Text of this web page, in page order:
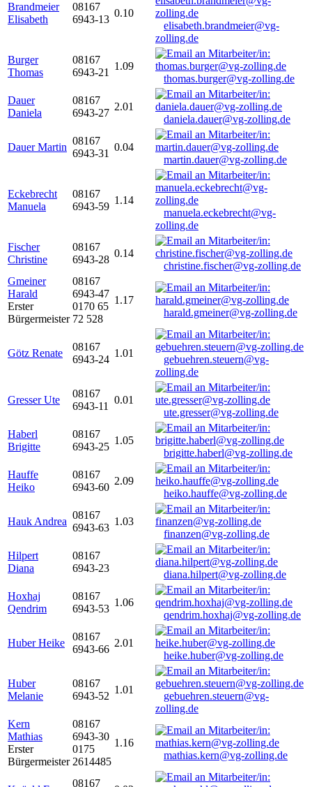
Brandmeier
Elisabeth
08167
6943-13
0.10
elisabeth.brandmeier@vg-
zolling.de
Burger
Thomas
08167
6943-21
1.09
thomas.burger@vg-zolling.de
Dauer
Daniela
08167
6943-27
2.01
daniela.dauer@vg-zolling.de
Dauer Martin
08167
6943-31
0.04
martin.dauer@vg-zolling.de
Eckebrecht
Manuela
08167
6943-59
1.14
manuela.eckebrecht@vg-
zolling.de
Fischer
Christine
08167
6943-28
0.14
christine.fischer@vg-zolling.de
Gmeiner
Harald
Erster
Bürgermeister
08167
6943-47
0170 65
72 528
1.17
harald.gmeiner@vg-zolling.de
Götz Renate
08167
6943-24
1.01
gebuehren.steuern@vg-
zolling.de
Gresser Ute
08167
6943-11
0.01
ute.gresser@vg-zolling.de
Haberl
Brigitte
08167
6943-25
1.05
brigitte.haberl@vg-zolling.de
Hauffe
Heiko
08167
6943-60
2.09
heiko.hauffe@vg-zolling.de
Hauk Andrea
08167
6943-63
1.03
finanzen@vg-zolling.de
Hilpert
Diana
08167
6943-23
diana.hilpert@vg-zolling.de
Hoxhaj
Qendrim
08167
6943-53
1.06
qendrim.hoxhaj@vg-zolling.de
Huber Heike
08167
6943-66
2.01
heike.huber@vg-zolling.de
Huber
Melanie
08167
6943-52
1.01
gebuehren.steuern@vg-
zolling.de
Kern
Mathias
Erster
Bürgermeister
08167
6943-30
0175
2614485
1.16
mathias.kern@vg-zolling.de
08167